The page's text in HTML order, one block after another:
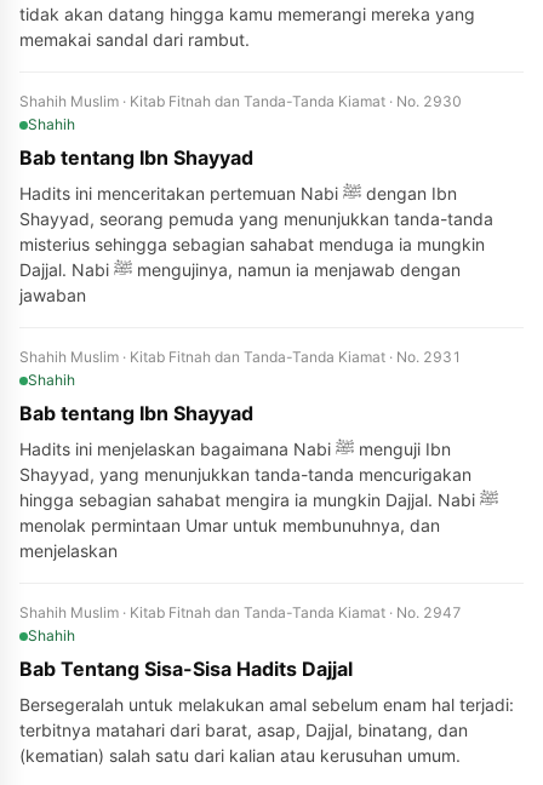
tidak akan datang hingga kamu memerangi mereka yang
memakai sandal dari rambut.
Shahih Muslim · Kitab Fitnah dan Tanda-Tanda Kiamat · No. 2930
Shahih
Bab tentang Ibn Shayyad
Hadits ini menceritakan pertemuan Nabi ﷺ dengan Ibn
Shayyad, seorang pemuda yang menunjukkan tanda-tanda
misterius sehingga sebagian sahabat menduga ia mungkin
Dajjal. Nabi ﷺ mengujinya, namun ia menjawab dengan
jawaban
Shahih Muslim · Kitab Fitnah dan Tanda-Tanda Kiamat · No. 2931
Shahih
Bab tentang Ibn Shayyad
Hadits ini menjelaskan bagaimana Nabi ﷺ menguji Ibn
Shayyad, yang menunjukkan tanda-tanda mencurigakan
hingga sebagian sahabat mengira ia mungkin Dajjal. Nabi ﷺ
menolak permintaan Umar untuk membunuhnya, dan
menjelaskan
Shahih Muslim · Kitab Fitnah dan Tanda-Tanda Kiamat · No. 2947
Shahih
Bab Tentang Sisa-Sisa Hadits Dajjal
Bersegeralah untuk melakukan amal sebelum enam hal terjadi:
terbitnya matahari dari barat, asap, Dajjal, binatang, dan
(kematian) salah satu dari kalian atau kerusuhan umum.